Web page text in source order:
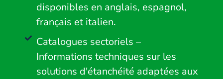
disponibles en anglais, espagnol,
français et italien.
Catalogues sectoriels –
Informations techniques sur les
solutions d'étanchéité adaptées aux